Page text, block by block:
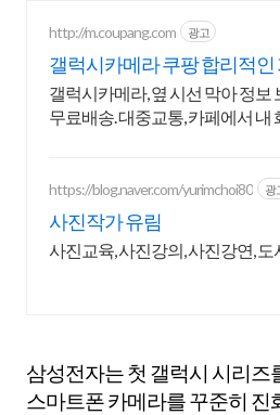
http://m.coupang.com 광고
갤럭시카메라 쿠팡 합리적인
갤럭시카메라, 옆 시선 막아 정보
무료배송. 대중교통, 카페에서 내
https://blog.naver.com/yurimchoi80 광
사진작가 유림
사진교육, 사진강의, 사진강연,
삼성전자는 첫 갤럭시 시리즈
스마트폰 카메라를 꾸준히 진